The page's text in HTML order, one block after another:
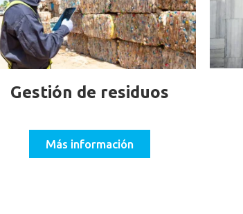
Gestión de residuos
Más información